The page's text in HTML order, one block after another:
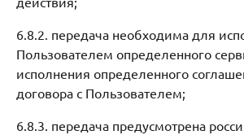
6.8.2. передача необходима для
Пользователем определенного
исполнения определенного
договора с Пользователем;
6.8.3. передача предусмотрена